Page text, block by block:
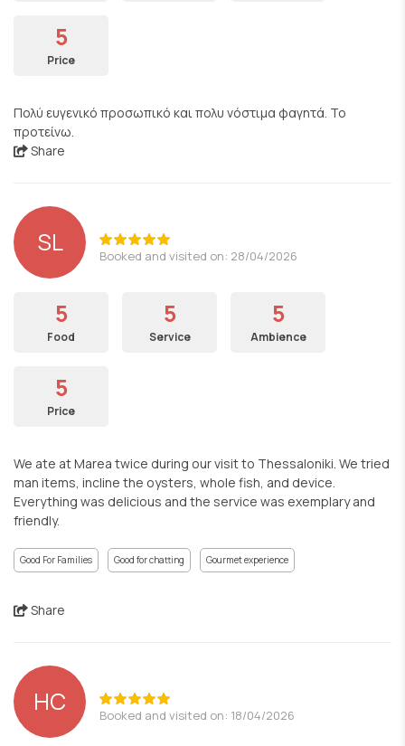
5
Price
Πολύ ευγενικό προσωπικό και πολυ νόστιμα φαγητά. Το
προτείνω.
Share
SL Booked and visited on: 28/04/2026
5
Food
5
Service
5
Ambience
5
Price
We ate at Marea twice during our visit to Thessaloniki. We tried
man items, incline the oysters, whole fish, and device.
Everything was delicious and the service was exemplary and
friendly.
Good For Families Good for chatting Gourmet experience
Share
HC Booked and visited on: 18/04/2026